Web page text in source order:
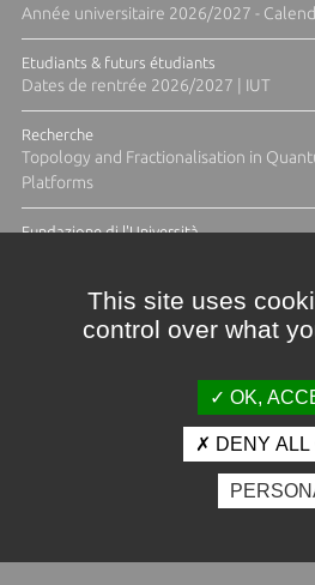
Année universitaire 2026/2027 -
Etudiants & futurs étudiants
Dates de rentrée 2026/2027 | IUT
Recherche
Topology and Fractionalisation in
Platforms
Fundazione di l'Università
Crédits et mentions légales
Espace presse
This site uses
control over what
OK,
DENY ALL